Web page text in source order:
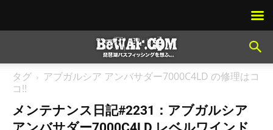
タグ
アブガルシア アンバサダー7000C4LD の修理はコ
コ!!
メンテナンス日記#2231：アブガルシア